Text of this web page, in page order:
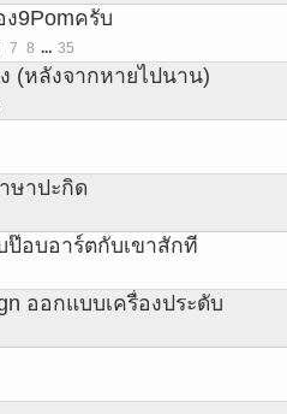
9Pomครับ
7 8 ... 35
(หลังจากหายไปนาน)
ษาปะกิด
ป๊อบอาร์ตกับเขาสักที
ออกแบบเครื่องประดับ